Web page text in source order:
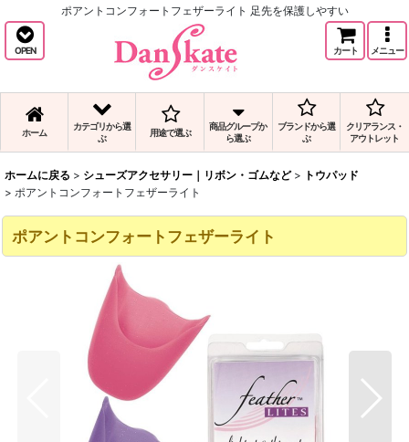
ポアントコンフォートフェザーライト 足先を保護しやすい
OPEN カート メニュー
ホーム
カテゴリから選
ぶ
用途で選ぶ
商品グループか
ら選ぶ
ブランドから選
ぶ
クリアランス・
アウトレット
ホームに戻る > シューズアクセサリー｜リボン・ゴムなど > トウパッド
> ポアントコンフォートフェザーライト
ポアントコンフォートフェザーライト